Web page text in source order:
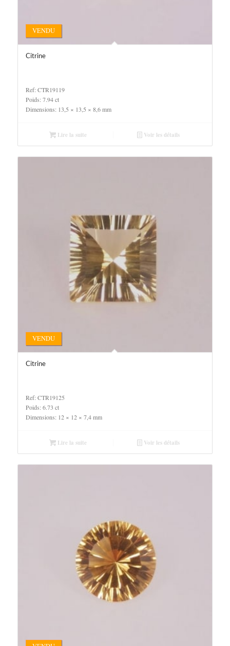
Citrine
VENDU
Ref: CTR19119
Poids: 7.94 ct
Dimensions: 13,5 × 13,5 × 8,6 mm
Lire la suite Voir les détails
Citrine
VENDU
Ref: CTR19125
Poids: 6.73 ct
Dimensions: 12 × 12 × 7,4 mm
Lire la suite Voir les détails